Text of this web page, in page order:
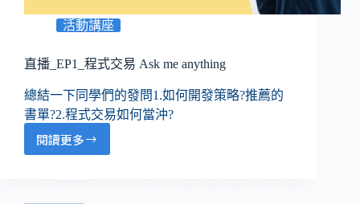
活動講座
直播_EP1_程式交易 Ask me anything
總結一下同學們的發問1.如何開發策略?推薦的
書單?2.程式交易如何當沖?
閱讀更多